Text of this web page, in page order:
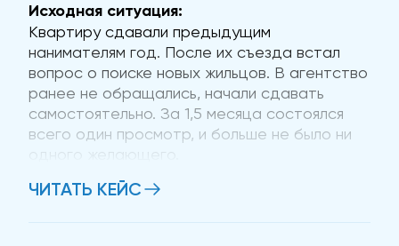
Исходная ситуация:
Квартиру сдавали предыдущим
нанимателям год. После их съезда встал
вопрос о поиске новых жильцов. В агентство
ранее не обращались, начали сдавать
самостоятельно. За 1,5 месяца состоялся
всего один просмотр, и больше не было ни
Проблема:
ЧИТАТЬ КЕЙС